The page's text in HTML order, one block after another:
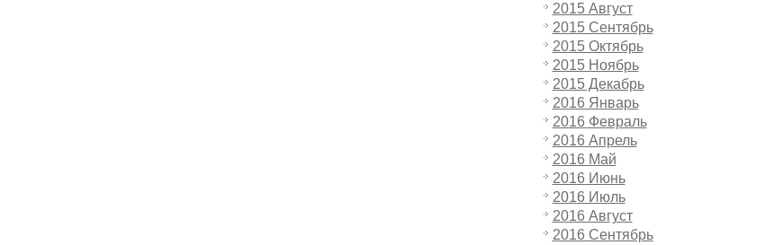
2015 Август
2015 Сентябрь
2015 Октябрь
2015 Ноябрь
2015 Декабрь
2016 Январь
2016 Февраль
2016 Апрель
2016 Май
2016 Июнь
2016 Июль
2016 Август
2016 Сентябрь